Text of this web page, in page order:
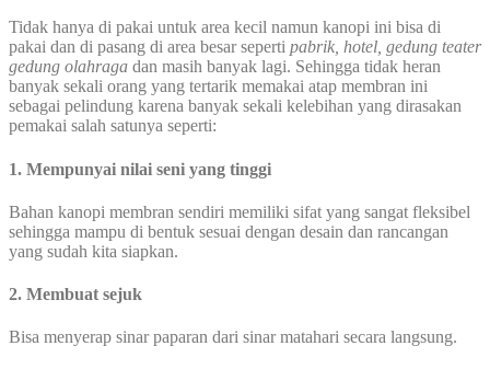
Tidak hanya di pakai untuk area kecil namun kanopi ini bisa di
pakai dan di pasang di area besar seperti pabrik, hotel, gedung teater
gedung olahraga dan masih banyak lagi. Sehingga tidak heran
banyak sekali orang yang tertarik memakai atap membran ini
sebagai pelindung karena banyak sekali kelebihan yang dirasakan
pemakai salah satunya seperti:
1. Mempunyai nilai seni yang tinggi
Bahan kanopi membran sendiri memiliki sifat yang sangat fleksibel
sehingga mampu di bentuk sesuai dengan desain dan rancangan
yang sudah kita siapkan.
2. Membuat sejuk
Bisa menyerap sinar paparan dari sinar matahari secara langsung.